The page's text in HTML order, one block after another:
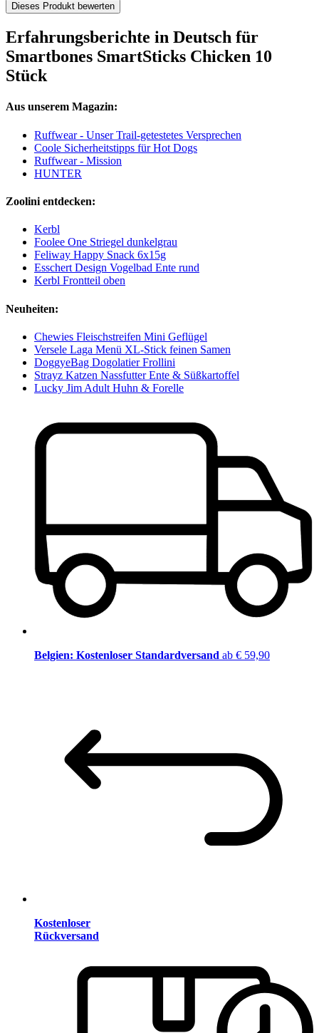
Dieses Produkt bewerten
Erfahrungsberichte in Deutsch für
Smartbones SmartSticks Chicken 10
Stück
Aus unserem Magazin:
Ruffwear - Unser Trail-getestetes Versprechen
Coole Sicherheitstipps für Hot Dogs
Ruffwear - Mission
HUNTER
Zoolini entdecken:
Kerbl
Foolee One Striegel dunkelgrau
Feliway Happy Snack 6x15g
Esschert Design Vogelbad Ente rund
Kerbl Frontteil oben
Neuheiten:
Chewies Fleischstreifen Mini Geflügel
Versele Laga Menü XL-Stick feinen Samen
DoggyeBag Dogolatier Frollini
Strayz Katzen Nassfutter Ente & Süßkartoffel
Lucky Jim Adult Huhn & Forelle
Belgien: Kostenloser Standardversand ab € 59,90
Kostenloser
Rückversand